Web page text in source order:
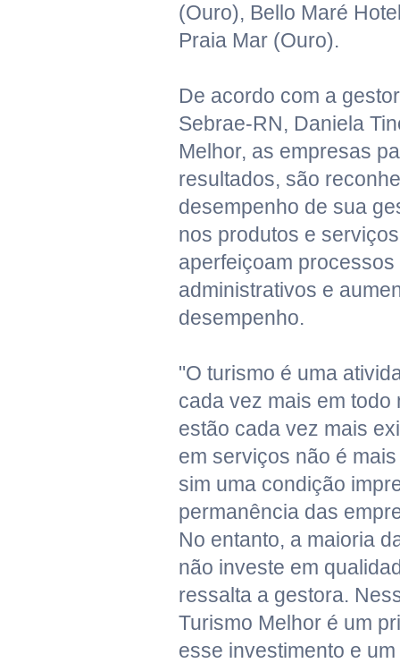
(Ouro), Bello Maré
Praia Mar (Ouro).
De acordo com a
Sebrae-RN, Daniela
Melhor, as empresas
resultados, são
desempenho de sua
nos produtos e
aperfeiçoam
administrativos e
desempenho.
"O turismo é uma
cada vez mais em todo
estão cada vez mais
em serviços não é
sim uma condição
permanência das
No entanto, a maioria
não investe em
ressalta a gestora.
Turismo Melhor é um
esse investimento e